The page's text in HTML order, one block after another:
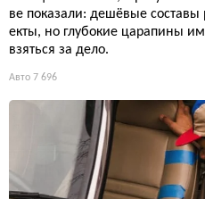
ве показали: дешёвые
екты, но глубокие царапины
взяться за дело.
Авто 7 696